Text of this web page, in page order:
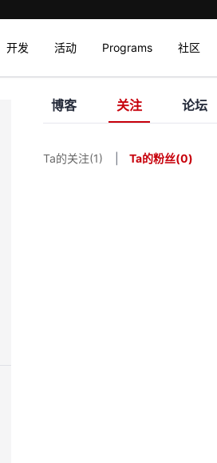
开发 活动 Programs 社区
博客 关注 论坛
Ta的关注(1) Ta的粉丝(0)